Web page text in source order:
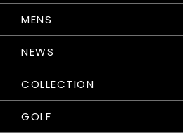
MENS
NEWS
COLLECTION
GOLF